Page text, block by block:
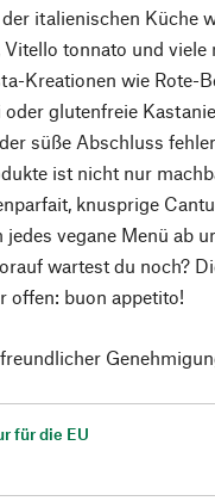
italienischen Küche
tonnato und viele
Kreationen wie Rote-
glutenfreie
süße Abschluss
ist nicht nur
knusprige
vegane Menü ab
wartest du noch?
offen: buon appetito!
für die EU